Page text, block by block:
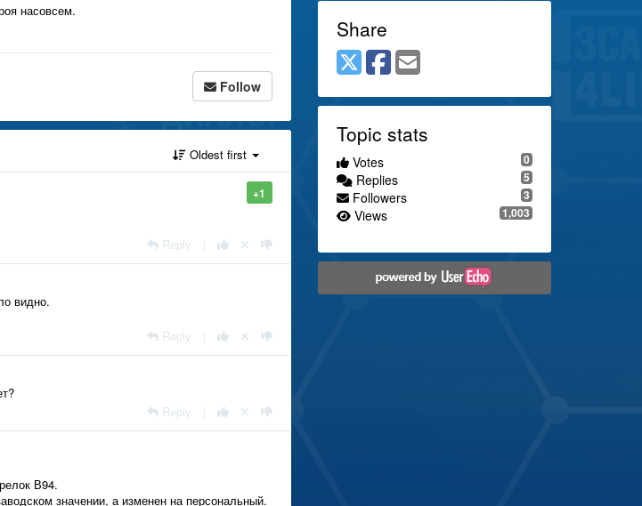
насовсем.
Follow
Oldest first
+1
Reply
видно.
Reply
Reply
В94.
значении, а изменен на персональный.
Share
Topic stats
0
Votes
5
Replies
3
Followers
1,003
Views